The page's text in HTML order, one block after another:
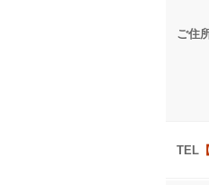
ご住
TEL